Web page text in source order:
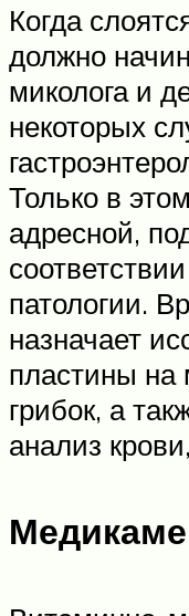
Когда
должно
миколога и
некоторых
Только в
адресной,
патологии.
назначает
пластины на
грибок, а
анализ